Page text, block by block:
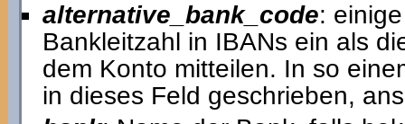
alternative_bank_code:
Bankleitzahl in IBANs ein als
dem Konto mitteilen. In so
in dieses Feld geschrieben,